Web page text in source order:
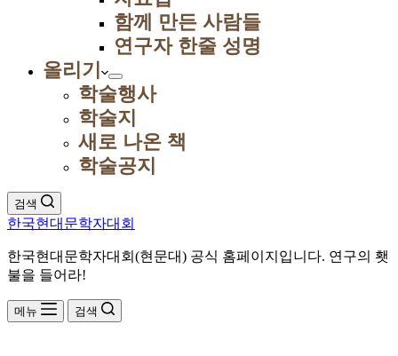
함께 만든 사람들
연구자 한줄 성명
올리기
학술행사
학술지
새로 나온 책
학술공지
검색
한국현대문학자대회
한국현대문학자대회(현문대) 공식 홈페이지입니다. 연구의 횃
불을 들어라!
메뉴 검색